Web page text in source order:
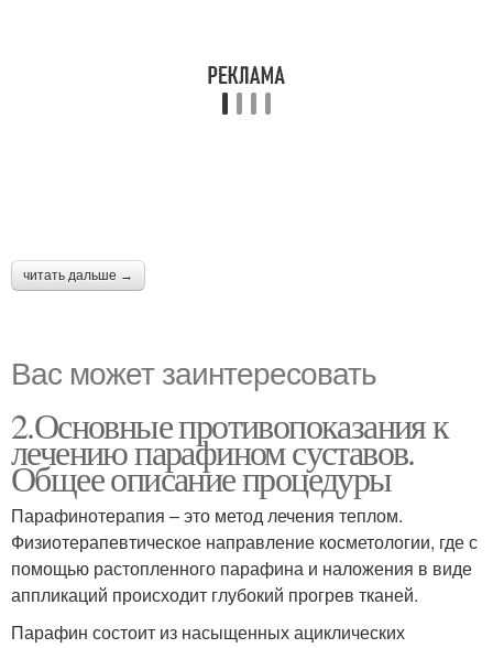
читать дальше →
Вас может заинтересовать
2.Основные противопоказания к
лечению парафином суставов.
Общее описание процедуры
Парафинотерапия – это метод лечения теплом.
Физиотерапевтическое направление косметологии, где с
помощью растопленного парафина и наложения в виде
аппликаций происходит глубокий прогрев тканей.
Парафин состоит из насыщенных ациклических